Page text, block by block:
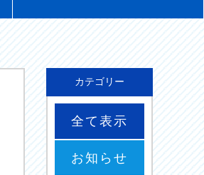
カテゴリー
全て表示
お知らせ